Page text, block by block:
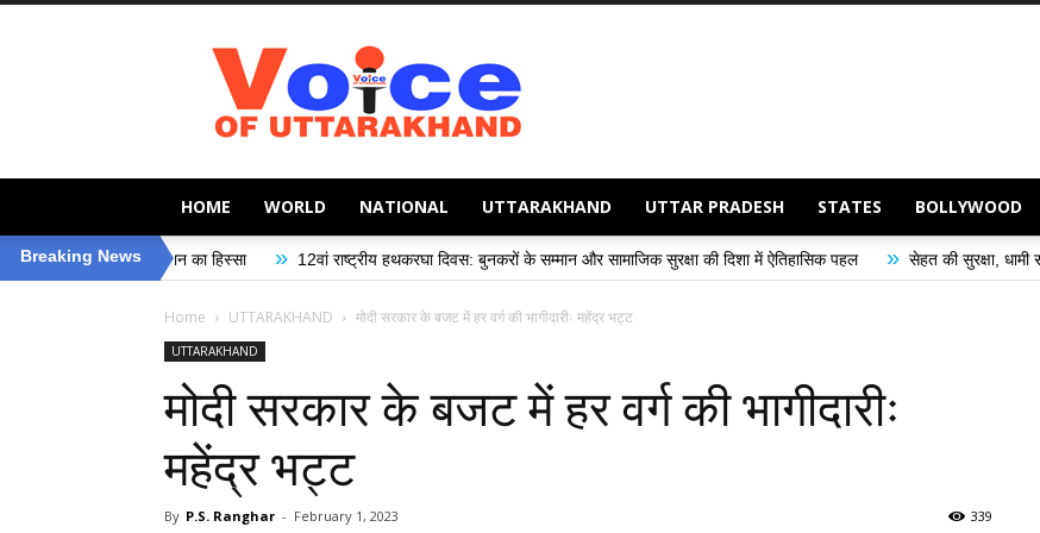
Voice
of
Uttarakhand
HOME WORLD NATIONAL UTTARAKHAND UTTAR PRADESH STATES BOLLYWOOD
Breaking News
का हिस्सा 12वां राष्ट्रीय हथकरघा दिवस: बुनकरों के सम्मान और सामाजिक सुरक्षा की दिशा में ऐतिहासिक पहल » सेहत की सुरक्षा, धामी सरकार की प्राथमिकता
Home UTTARAKHAND मोदी सरकार के बजट में हर वर्ग की भागीदारीः महेंद्र भट्ट
UTTARAKHAND
मोदी सरकार के बजट में हर वर्ग की भागीदारीः
महेंद्र भट्ट
By P.S. Ranghar - February 1, 2023 339